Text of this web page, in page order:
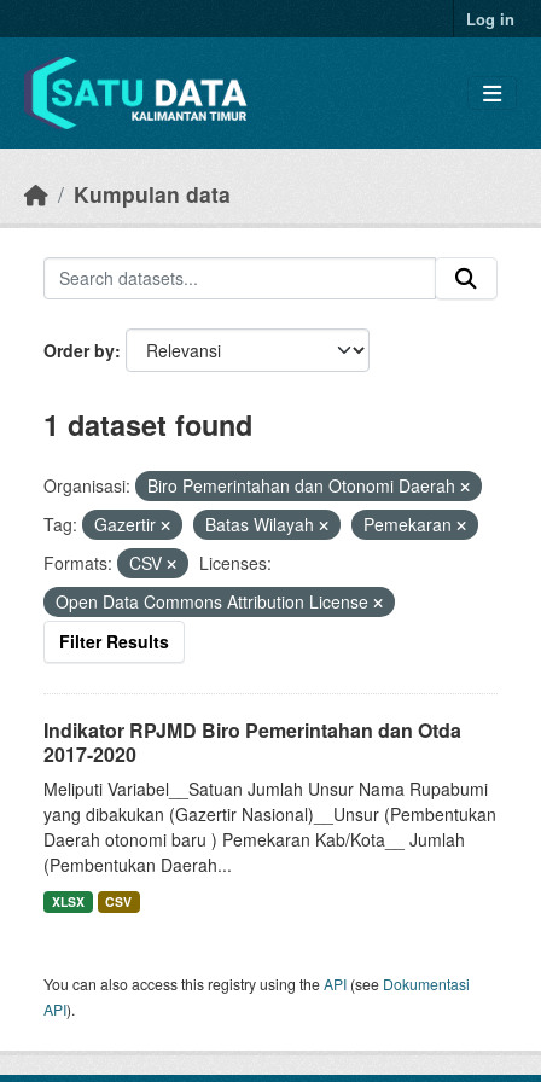
Log in
Kumpulan data
Order by
1 dataset found
Organisasi:
Biro Pemerintahan dan Otonomi Daerah
Tag:
Gazertir Batas Wilayah
Pemekaran
Formats:
CSV
Licenses:
Open Data Commons Attribution License
Filter Results
Indikator RPJMD Biro Pemerintahan dan Otda
2017-2020
Meliputi Variabel__Satuan Jumlah Unsur Nama Rupabumi
yang dibakukan (Gazertir Nasional)__Unsur (Pembentukan
Daerah otonomi baru ) Pemekaran Kab/Kota__ Jumlah
(Pembentukan Daerah...
XLSX CSV
You can also access this registry using theAPI (see Dokumentasi
API).